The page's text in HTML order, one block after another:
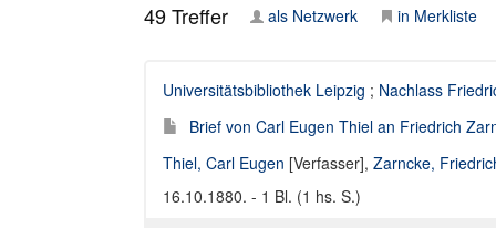
49Treffer als Netzwerk in Merkliste
Universitätsbibliothek Leipzig ; Nachlass
Brief von Carl Eugen Thiel an Friedrich
Thiel, Carl Eugen [Verfasser], Zarncke,
16.10.1880. - 1 Bl. (1 hs. S.)